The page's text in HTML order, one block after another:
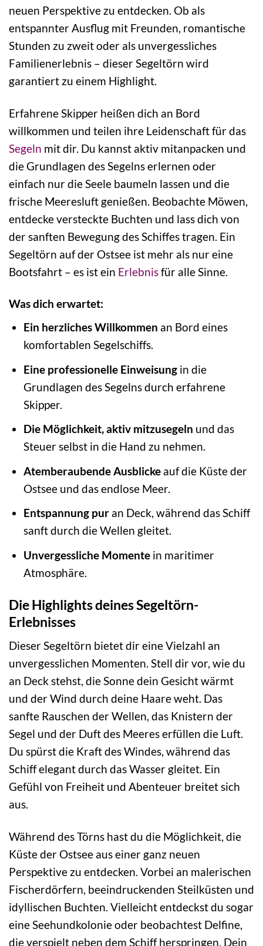
neuen Perspektive zu entdecken. Ob als
entspannter Ausflug mit Freunden, romantische
Stunden zu zweit oder als unvergessliches
Familienerlebnis – dieser Segeltörn wird
garantiert zu einem Highlight.
Erfahrene Skipper heißen dich an Bord
willkommen und teilen ihre Leidenschaft für das
Segeln mit dir. Du kannst aktiv mitanpacken und
die Grundlagen des Segelns erlernen oder
einfach nur die Seele baumeln lassen und die
frische Meeresluft genießen. Beobachte Möwen,
entdecke versteckte Buchten und lass dich von
der sanften Bewegung des Schiffes tragen. Ein
Segeltörn auf der Ostsee ist mehr als nur eine
Bootsfahrt – es ist ein Erlebnisfür alle Sinne.
Was dich erwartet:
Ein herzliches Willkommen an Bord eines
komfortablen Segelschiffs.
Eine professionelle Einweisungin die
Grundlagen des Segelns durch erfahrene
Skipper.
Die Möglichkeit, aktiv mitzusegeln und das
Steuer selbst in die Hand zu nehmen.
Atemberaubende Ausblickeauf die Küste der
Ostsee und das endlose Meer.
Entspannung puran Deck, während das Schiff
sanft durch die Wellen gleitet.
Unvergessliche Momentein maritimer
Atmosphäre.
Die Highlights deines Segeltörn-
Erlebnisses
Dieser Segeltörn bietet dir eine Vielzahl an
unvergesslichen Momenten. Stell dir vor, wie du
an Deck stehst, die Sonne dein Gesicht wärmt
und der Wind durch deine Haare weht. Das
sanfte Rauschen der Wellen, das Knistern der
Segel und der Duft des Meeres erfüllen die Luft.
Du spürst die Kraft des Windes, während das
Schiff elegant durch das Wasser gleitet. Ein
Gefühl von Freiheit und Abenteuer breitet sich
aus.
Während des Törns hast du die Möglichkeit, die
Küste der Ostsee aus einer ganz neuen
Perspektive zu entdecken. Vorbei an malerischen
Fischerdörfern, beeindruckenden Steilküsten und
idyllischen Buchten. Vielleicht entdeckst du sogar
eine Seehundkolonie oder beobachtest Delfine,
die verspielt neben dem Schiff herspringen. Dein